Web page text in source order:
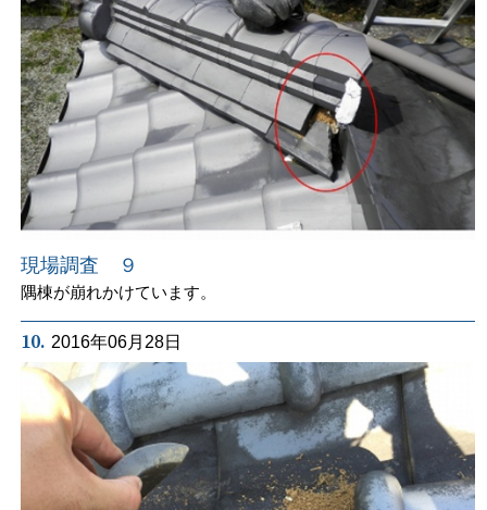
現場調査 ９
隅棟が崩れかけています。
10. 2016年06月28日